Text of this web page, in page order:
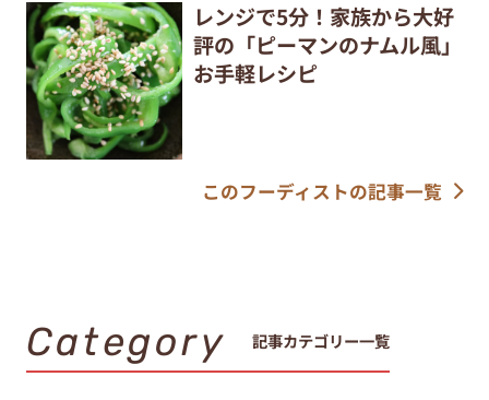
レンジで5分！家族から大好
評の「ピーマンのナムル風」
お手軽レシピ
このフーディストの記事一覧
Category 記事カテゴリー一覧